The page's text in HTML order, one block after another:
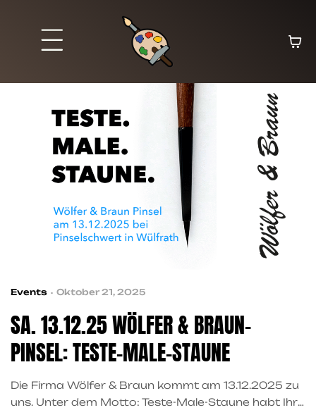
Events Oktober 21, 2025
SA. 13.12.25 WÖLFER & BRAUN-
PINSEL: TESTE-MALE-STAUNE
Die Firma Wölfer & Braun kommt am 13.12.2025 zu
uns. Unter dem Motto: Teste-Male-Staune habt Ihr